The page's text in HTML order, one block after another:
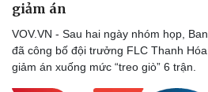
Doanh nghiệp
Thông tin doanh nghiệp
Doanh nghiệp 24h
Doanh nhân
Vì cộng đồng
giảm án
VOV.VN - Sau hai ngày nhóm họp,
đã công bố đội trưởng FLC Thanh
giảm án xuống mức “treo giò” 6 trận.